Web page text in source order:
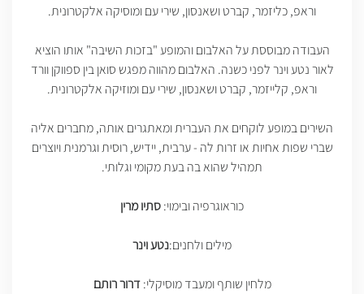
וראפ, כליזמר, קברט ושאנסון, שירי עם ומוסיקה אלקטרונית.
העבודה מבוססת על האלבום והמופע "בזכות השיבה" אותו הוציא
לאור נטע וינר לפני כשנה. האלבום מהווה מפגש סואן בין ספווקן וורד
וראפ, קלייזמר, קברט ושאנסון, שירי עם ומוזיקה אלקטרונית.
השירים במופע לוקחים את העברית ומאתגרים אותה, מחברים אליה
שברי שפות אחיות או זרות לה - ערבית, יידיש, רוסית וגרמנית ויוצרים
תמהיל שהוא בה בעת מקומי וגלותי.
כוראוגרפיה ובימוי:סתיו מרין
מילים ולחנים:נטע וינר
מלחין שותף ומעבד מוסיקלי:דרור רותם